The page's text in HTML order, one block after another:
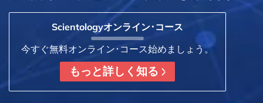
Scientologyオンライン･コース
今すぐ無料オンライン･コース始めましょう。
もっと詳しく知る